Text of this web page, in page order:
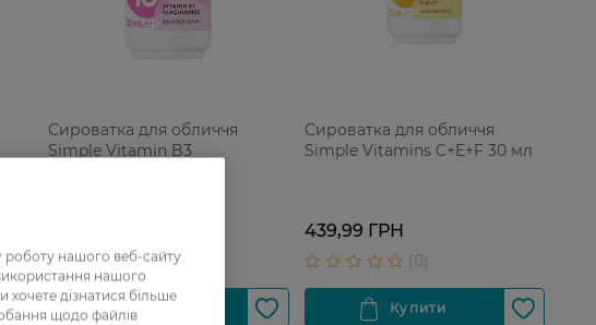
Сироватка для обличчя
Simple Vitamin B3
Сироватка для обличчя
Simple Vitamins C+E+F 30 мл
439,99 ГРН
нашого веб-сайту
нашого
дізнатися більше
щодо файлів